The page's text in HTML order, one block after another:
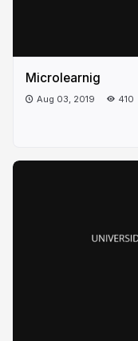
Microlearnig
Aug 03, 2019 410